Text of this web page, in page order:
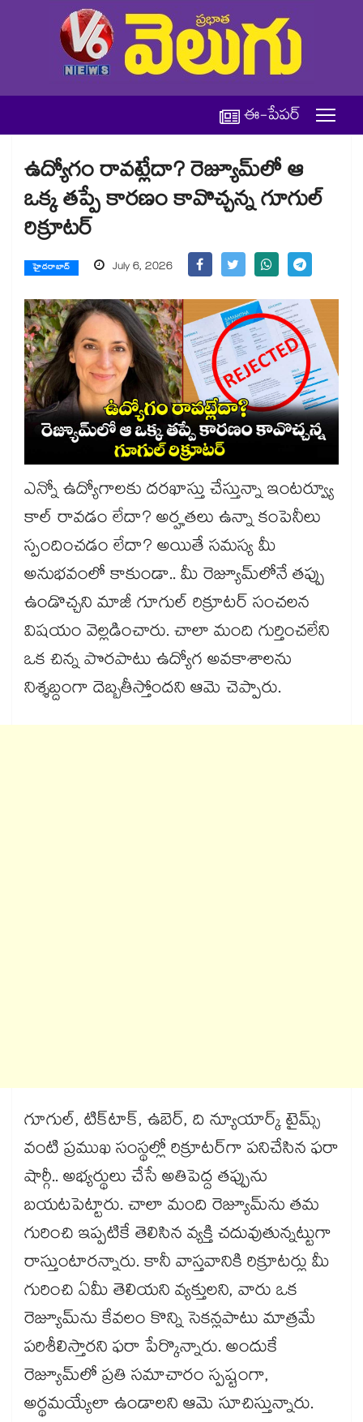
ఈ-పేపర్
ఉద్యోగం రావట్లేదా? రెజ్యూమ్‌లో ఆ
ఒక్క తప్పే కారణం కావొచ్చన్న గూగుల్
రిక్రూటర్
హైదరాబాద్ July 6, 2026
ఎన్నో ఉద్యోగాలకు దరఖాస్తు చేస్తున్నా ఇంటర్వ్యూ
కాల్ రావడం లేదా? అర్హతలు ఉన్నా కంపెనీలు
స్పందించడం లేదా? అయితే సమస్య మీ
అనుభవంలో కాకుండా.. మీ రెజ్యూమ్‌లోనే తప్పు
ఉండొచ్చని మాజీ గూగుల్ రిక్రూటర్ సంచలన
విషయం వెల్లడించారు. చాలా మంది గుర్తించలేని
ఒక చిన్న పొరపాటు ఉద్యోగ అవకాశాలను
నిశ్శబ్దంగా దెబ్బతీస్తోందని ఆమె చెప్పారు.
గూగుల్, టిక్‌టాక్, ఉబెర్, ది న్యూయార్క్ టైమ్స్
వంటి ప్రముఖ సంస్థల్లో రిక్రూటర్‌గా పనిచేసిన ఫరా
షార్గీ.. అభ్యర్థులు చేసే అతిపెద్ద తప్పును
బయటపెట్టారు. చాలా మంది రెజ్యూమ్‌ను తమ
గురించి ఇప్పటికే తెలిసిన వ్యక్తి చదువుతున్నట్టుగా
రాస్తుంటారన్నారు. కానీ వాస్తవానికి రిక్రూటర్లు మీ
గురించి ఏమీ తెలియని వ్యక్తులని, వారు ఒక
రెజ్యూమ్‌ను కేవలం కొన్ని సెకన్లపాటు మాత్రమే
పరిశీలిస్తారని ఫరా పేర్కొన్నారు. అందుకే
రెజ్యూమ్‌లో ప్రతి సమాచారం స్పష్టంగా,
అర్థమయ్యేలా ఉండాలని ఆమె సూచిస్తున్నారు.